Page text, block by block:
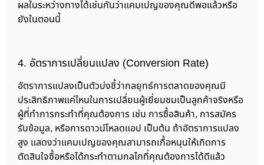
ผลในระหว่างทางได้เช่นกันว่าแคมเปญของคุณดีพอแล้วหรือ
ยังในตอนนี้
4. อัตราการเปลี่ยนแปลง (Conversion Rate)
อัตราการแปลงเป็นตัวบ่งชี้ว่ากลยุทธ์การตลาดของคุณมี
ประสิทธิภาพแค่ไหนในการเปลี่ยนผู้เยี่ยมชมเป็นลูกค้าจริงหรือ
ผู้ที่ทำการกระทำที่คุณต้องการ เช่น การซื้อสินค้า, การสมัคร
รับข้อมูล, หรือการดาวน์โหลดแอป เป็นต้น ถ้าอัตราการแปลง
สูง แสดงว่าแคมเปญของคุณสามารถเกื้อหนุนให้เกิดการ
ตัดสินใจซื้อหรือได้กระทำตามกลไกที่คุณต้องการได้ดีแล้ว